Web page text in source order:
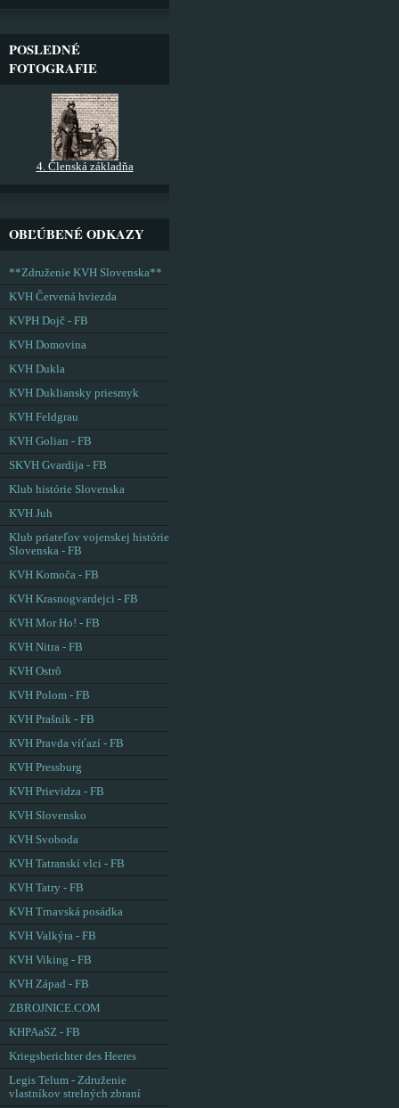
POSLEDNÉ
FOTOGRAFIE
4. Členská základňa
OBĽÚBENÉ ODKAZY
**Združenie KVH Slovenska**
KVH Červená hviezda
KVPH Dojč - FB
KVH Domovina
KVH Dukla
KVH Dukliansky priesmyk
KVH Feldgrau
KVH Golian - FB
SKVH Gvardija - FB
Klub histórie Slovenska
KVH Juh
Klub priateľov vojenskej histórie
Slovenska - FB
KVH Komoča - FB
KVH Krasnogvardejci - FB
KVH Mor Ho! - FB
KVH Nitra - FB
KVH Ostrô
KVH Polom - FB
KVH Prašník - FB
KVH Pravda víťazí - FB
KVH Pressburg
KVH Prievidza - FB
KVH Slovensko
KVH Svoboda
KVH Tatranskí vlci - FB
KVH Tatry - FB
KVH Trnavská posádka
KVH Valkýra - FB
KVH Viking - FB
KVH Západ - FB
ZBROJNICE.COM
KHPAaSZ - FB
Kriegsberichter des Heeres
Legis Telum - Združenie
vlastníkov strelných zbraní